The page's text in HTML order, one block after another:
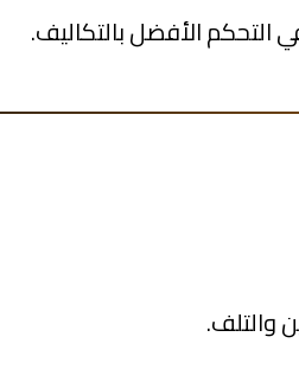
التحكم الأفضل بالتكاليف.
والتلف.